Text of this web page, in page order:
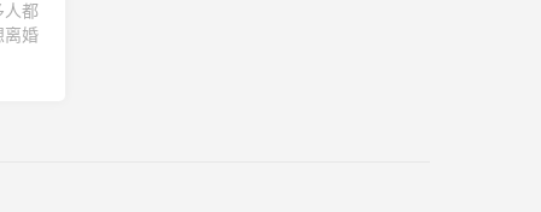
人都
离婚